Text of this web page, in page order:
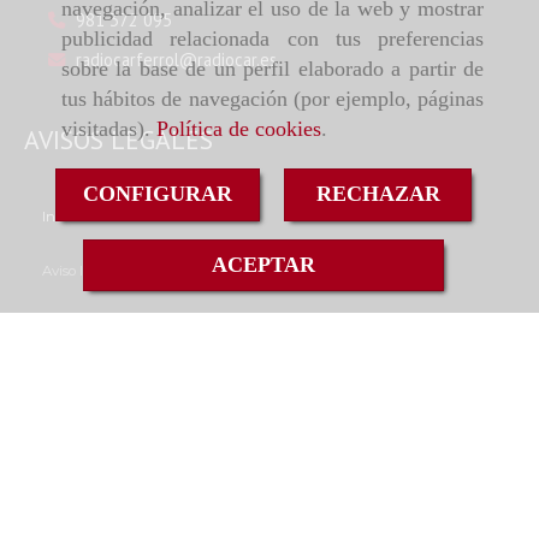
navegación, analizar el uso de la web y mostrar
publicidad relacionada con tus preferencias
sobre la base de un perfil elaborado a partir de
tus hábitos de navegación (por ejemplo, páginas
visitadas).Política de cookies.
CONFIGURAR RECHAZAR
ACEPTAR
981 372 095
radiocarferrol
radiocar.es
AVISOS LEGALES
Inicio